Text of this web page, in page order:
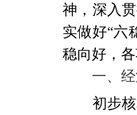
神，深入
实做好“六
稳向好，
一、
初步